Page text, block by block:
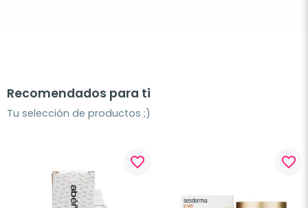
Recomendados para ti
Tu selección de productos ;)
favorite_border favorite_border